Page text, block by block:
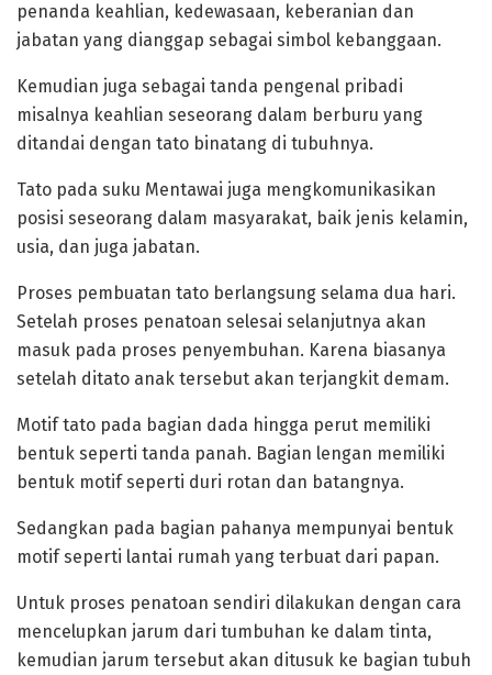
penanda keahlian, kedewasaan, keberanian dan
jabatan yang dianggap sebagai simbol kebanggaan.
Kemudian juga sebagai tanda pengenal pribadi
misalnya keahlian seseorang dalam berburu yang
ditandai dengan tato binatang di tubuhnya.
‎Tato pada suku Mentawai juga mengkomunikasikan
posisi seseorang dalam masyarakat, baik jenis kelamin,
usia, dan juga jabatan.
Proses pembuatan tato berlangsung selama dua hari.
Setelah proses penatoan selesai selanjutnya akan
masuk pada proses penyembuhan. Karena biasanya
setelah ditato anak tersebut akan terjangkit demam.
‎Motif tato pada bagian dada hingga perut memiliki
bentuk seperti tanda panah. Bagian lengan memiliki
bentuk motif seperti duri rotan dan batangnya.
Sedangkan pada bagian pahanya mempunyai bentuk
motif seperti lantai rumah yang terbuat dari papan.
‎Untuk proses penatoan sendiri dilakukan dengan cara
mencelupkan jarum dari tumbuhan ke dalam tinta,
kemudian jarum tersebut akan ditusuk ke bagian tubuh